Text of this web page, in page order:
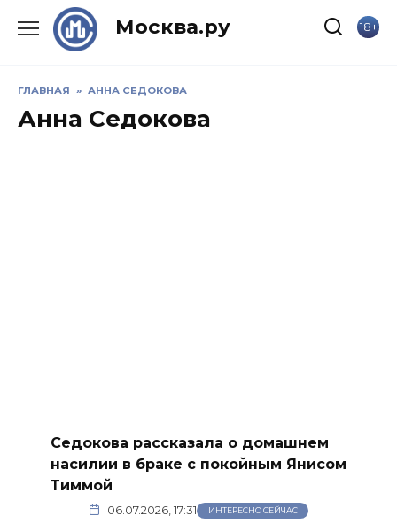
Москва.ру 18+
ГЛАВНАЯ » АННА СЕДОКОВА
Анна Седокова
Седокова рассказала о домашнем
насилии в браке с покойным Янисом
Тиммой
06.07.2026, 17:31 ИНТЕРЕСНО СЕЙЧАС